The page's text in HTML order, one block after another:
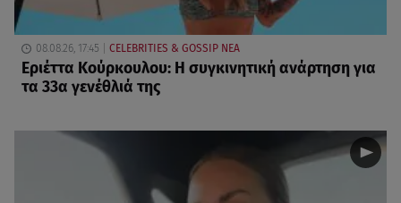
08.08.26, 17:45 CELEBRITIES & GOSSIP ΝΕΑ
Εριέττα Κούρκουλου: Η συγκινητική ανάρτηση για
τα 33α γενέθλιά της